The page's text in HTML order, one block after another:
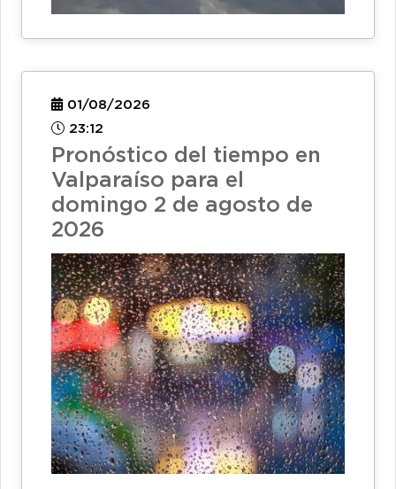
01/08/2026
23:12
Pronóstico del tiempo en
Valparaíso para el
domingo 2 de agosto de
2026